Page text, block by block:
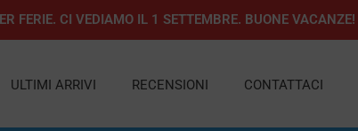
FERIE. CI VEDIAMO IL 1 SETTEMBRE. BUONE VACANZE!
ULTIMI ARRIVI RECENSIONI CONTATTACI